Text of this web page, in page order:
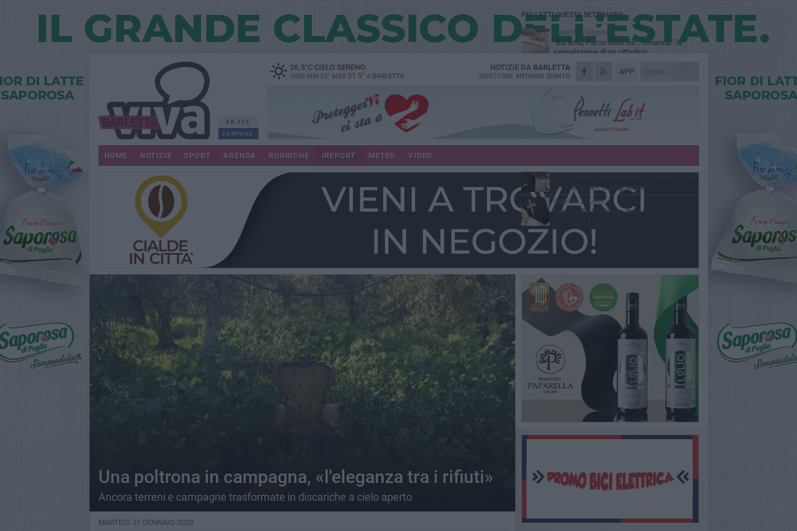
68.713
FANPAGE
26.5°CCIELO SERENO
OGGI MIN 25° MAX 31.5° A BARLETTA
APP
NOTIZIE DA BARLETTA
DIRETTORE ANTONIO QUINTO
HOME NOTIZIE SPORT AGENDA RUBRICHE IREPORT METEO VIDEO
Una poltrona in campagna, «l'eleganza tra i rifiuti»
Ancora terreni e campagne trasformate in discariche a cielo aperto
MARTEDÌ 31 GENNAIO 2023
PIÙ LETTI QUESTA SETTIMANA
LUNEDÌ 15 GIUGNO
"Barletta, Parco della dis...Umanità": la
segnalazione di un cittadino
DOMENICA 28 GIUGNO
Allarme blatte, la denuncia di una residente
GIOVEDÌ 9 LUGLIO
Festa patronale, segnalazione di un
cittadino sull'area delle giostre: «Servono
MERCOLEDÌ 22 LUGLIO
Area cani in zona 167, la segnalazione di
MARTEDÌ 16 GIUGNO
in sicurezza»: la segnalazione dei residenti
in Via Lattanzio
GIOVEDÌ 2 LUGLIO
Festa della Madonna delle Grazie e San
perdere una tradizione identitaria